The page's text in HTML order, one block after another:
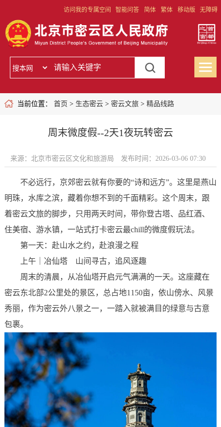
访问我的专属空间 智能问答 简体 繁体 移动版 无障碍
当前位置： 首页 > 生态密云> 密云文旅> 精品线路
周末微度假--2天1夜玩转密云
来源：北京市密云区文化和旅游局 发布时间：2026-03-06 07:30
不必远行，京郊密云就有你要的“诗和远方”。这里是燕山
明珠，水库之滨，藏着你想不到的千面精彩。这个周末，跟
着密云文旅的脚步，只用两天时间，带你登古塔、品红酒、
住美宿、游水镇，一站式打卡密云最chill的微度假玩法。
第一天：赴山水之约，赴浪漫之程
上午｜冶仙塔 山间寻古，追风逐趣
周末的清晨，从冶仙塔开启元气满满的一天。这座藏在
密云东北部2公里处的景区，总占地1150亩，依山傍水、风景
秀丽，作为密云外八景之一，一踏入就被满目的绿意与古意
包裹。